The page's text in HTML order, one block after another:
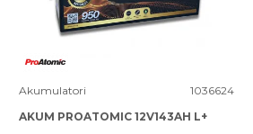
Akumulatori
1036624
AKUM PROATOMIC 12V143AH L+